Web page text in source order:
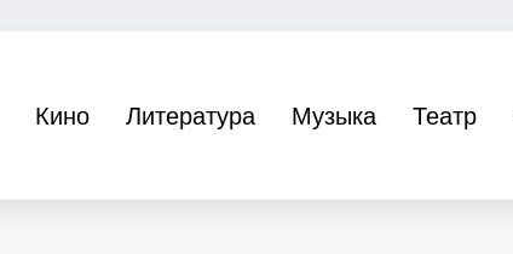
Кино Литература Музыка Театр